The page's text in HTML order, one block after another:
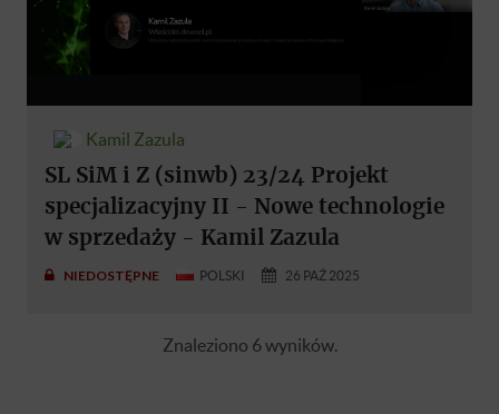
Kamil Zazula
SL SiM i Z (sinwb) 23/24 Projekt
specjalizacyjny II - Nowe technologie
w sprzedaży - Kamil Zazula
NIEDOSTĘPNE POLSKI 26 PAŹ 2025
Znaleziono 6 wyników.